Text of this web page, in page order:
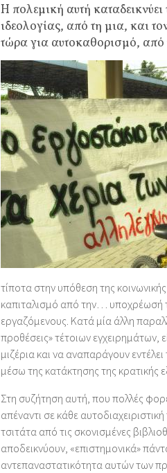
Η πολεμική αυτή
ιδεολογίας, από τη μια, και
τώρα για αυτοκαθορισμό, από
τίποτα στην υπόθεση της
καπιταλισμό από την… υποχρέωσή
εργαζόμενους. Κατά μία άλλη
προθέσεις» τέτοιων εγχειρημάτων,
μιζέρια και να αναπαράγουν
μέσω της κατάκτησης της κρατικής
Στη συζήτηση αυτή, που πολλές
απέναντι σε κάθε
τσιτάτα από τις σκονισμένες
αποδεικνύουν, «επιστημονικά»
αντεπαναστατικότητα αυτών των